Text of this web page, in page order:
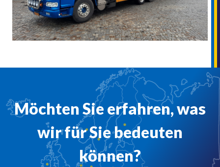
Möchten Sie erfahren, was
wir für Sie bedeuten
können?